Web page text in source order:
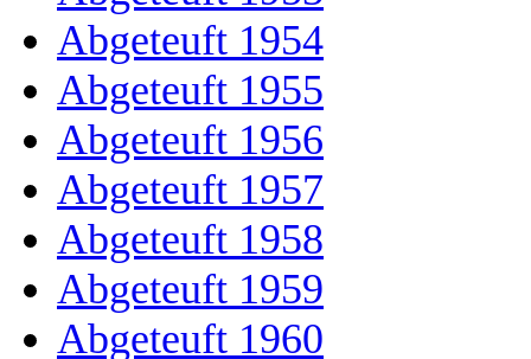
Abgeteuft 1954
Abgeteuft 1955
Abgeteuft 1956
Abgeteuft 1957
Abgeteuft 1958
Abgeteuft 1959
Abgeteuft 1960